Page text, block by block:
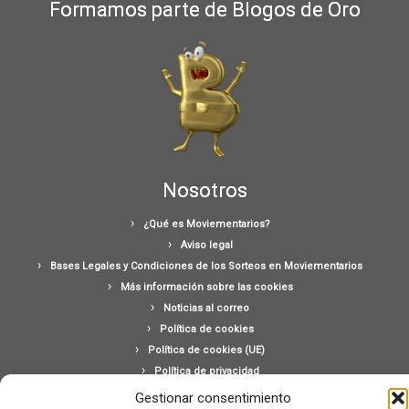
Gestionar consentimiento
Formamos parte de Blogos de Oro
Nosotros
¿Qué es Moviementarios?
Aviso legal
Bases Legales y Condiciones de los Sorteos en Moviementarios
Más información sobre las cookies
Noticias al correo
Política de cookies
Política de cookies (UE)
Política de privacidad
Ponte en contacto con nosotros